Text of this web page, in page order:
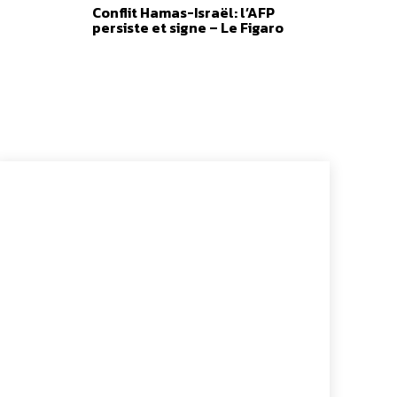
Conflit Hamas-Israël: l’AFP
persiste et signe – Le Figaro